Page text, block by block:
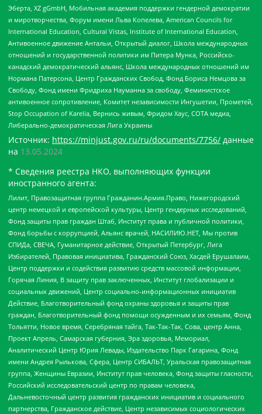
Эберта, XZ gGmbH, Мобильная академия поддержки гендерной демократии
и миротворчества, Форум имени Льва Копелева, American Councils for
International Education, Cultural Vistas, Institute of International Education,
Антивоенное движение Антальи, Открытый диалог, Школа международных
отношений и государственной политики им Питера Мунка, Российско-
канадский демократический альянс, Школа международных отношений им
Нормана Патерсона, Центр Гражданских Свобод, Фонд Бориса Немцова за
Свободу, Фонд имени Фридриха Науманна за свободу, Феминистское
антивоенное сопротивление, Комитет независимости Ингушетии, Прометей,
Stop Occupation of Karelia, Вернись живым, Фридом Хаус, СОТА медиа,
Либерально-демократическая Лига Украины
Источник: https://minjust.gov.ru/ru/documents/7756/ данные
на 13.05.2024
* Сведения реестра НКО, выполняющих функции
иностранного агента:
Лилит, Правозащитная группа Гражданин.Армия.Право, Нижегородский
центр немецкой и европейской культуры, Центр гендерных исследований,
Фонд защиты прав граждан Штаб, Институт права и публичной политики,
Фонд борьбы с коррупцией, Альянс врачей, НАСИЛИЮ.НЕТ, Мы против
СПИДа, СВЕЧА, Гуманитарное действие, Открытый Петербург, Лига
Избирателей, Правовая инициатива, Гражданский Союз, Хасдей Ерушалаим,
Центр поддержки и содействия развитию средств массовой информации,
Горячая Линия, В защиту прав заключенных, Институт глобализации и
социальных движений, Центр социально-информационных инициатив
Действие, Благотворительный фонд охраны здоровья и защиты прав
граждан, Благотворительный фонд помощи осужденным и их семьям, Фонд
Тольятти, Новое время, Серебряная тайга, Так-Так-Так, Сова, центр Анна,
Проект Апрель, Самарская губерния, Эра здоровья, Мемориал,
Аналитический Центр Юрия Левады, Издательство Парк Гагарина, Фонд
имени Андрея Рылькова, Сфера, Центр СИБАЛЬТ, Уральская правозащитная
группа, Женщины Евразии, Институт прав человека, Фонд защиты гласности,
Российский исследовательский центр по правам человека,
Дальневосточный центр развития гражданских инициатив и социального
партнерства, Гражданское действие, Центр независимых социологических